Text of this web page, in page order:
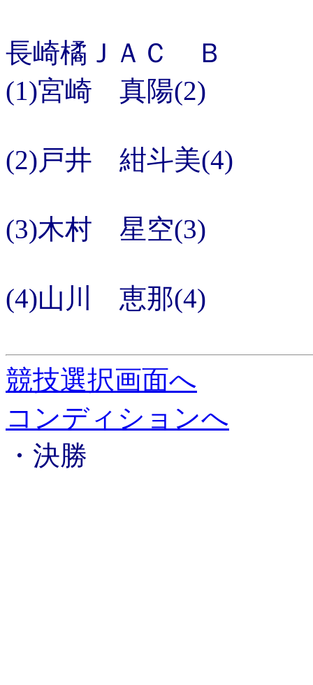
長崎橘ＪＡＣ Ｂ
(1)宮崎 真陽(2)
(2)戸井 紺斗美(4)
(3)木村 星空(3)
(4)山川 恵那(4)
競技選択画面へ
コンディションへ
・決勝